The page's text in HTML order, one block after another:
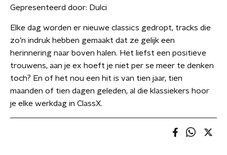
Gepresenteerd door: Dulci
Elke dag worden er nieuwe classics gedropt, tracks die
zo’n indruk hebben gemaakt dat ze gelijk een
herinnering naar boven halen. Het liefst een positieve
trouwens, aan je ex hoeft je niet per se meer te denken
toch? En of het nou een hit is van tien jaar, tien
maanden of tien dagen geleden, al die klassiekers hoor
je elke werkdag in ClassX.